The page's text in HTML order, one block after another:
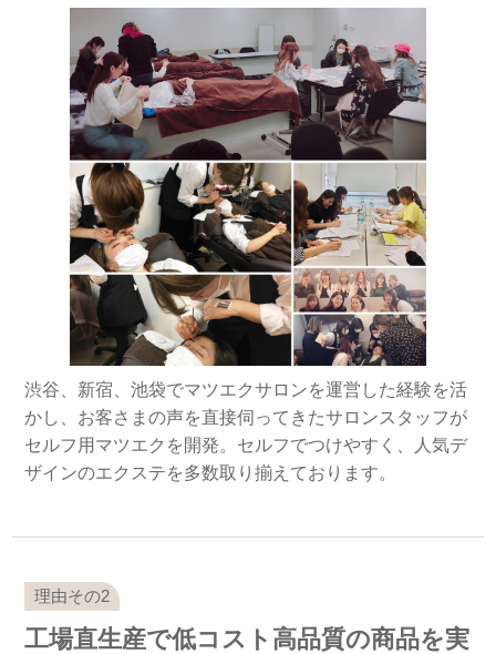
渋谷、新宿、池袋でマツエクサロンを運営した経験を活
かし、お客さまの声を直接伺ってきたサロンスタッフが
セルフ用マツエクを開発。セルフでつけやすく、人気デ
ザインのエクステを多数取り揃えております。
工場直生産で低コスト高品質の商品を実